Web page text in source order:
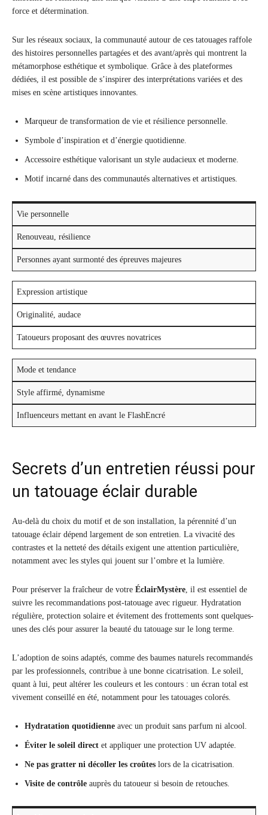
force et détermination.
Sur les réseaux sociaux, la communauté autour de ces tatouages raffole
des histoires personnelles partagées et des avant/après qui montrent la
métamorphose esthétique et symbolique. Grâce à des plateformes
dédiées, il est possible de s’inspirer des interprétations variées et des
mises en scène artistiques innovantes.
Marqueur de transformation de vie et résilience personnelle.
Symbole d’inspiration et d’énergie quotidienne.
Accessoire esthétique valorisant un style audacieux et moderne.
Motif incarné dans des communautés alternatives et artistiques.
Vie personnelle
Renouveau, résilience
Personnes ayant surmonté des épreuves majeures
Expression artistique
Originalité, audace
Tatoueurs proposant des œuvres novatrices
Mode et tendance
Style affirmé, dynamisme
Influenceurs mettant en avant le FlashEncré
Secrets d’un entretien réussi pour
un tatouage éclair durable
Au-delà du choix du motif et de son installation, la pérennité d’un
tatouage éclair dépend largement de son entretien. La vivacité des
contrastes et la netteté des détails exigent une attention particulière,
notamment avec les styles qui jouent sur l’ombre et la lumière.
Pour préserver la fraîcheur de votre ÉclairMystère, il est essentiel de
suivre les recommandations post-tatouage avec rigueur. Hydratation
régulière, protection solaire et évitement des frottements sont quelques-
unes des clés pour assurer la beauté du tatouage sur le long terme.
L’adoption de soins adaptés, comme des baumes naturels recommandés
par les professionnels, contribue à une bonne cicatrisation. Le soleil,
quant à lui, peut altérer les couleurs et les contours : un écran total est
vivement conseillé en été, notamment pour les tatouages colorés.
Hydratation quotidienne avec un produit sans parfum ni alcool.
Éviter le soleil direct et appliquer une protection UV adaptée.
Ne pas gratter ni décoller les croûtes lors de la cicatrisation.
Visite de contrôle auprès du tatoueur si besoin de retouches.